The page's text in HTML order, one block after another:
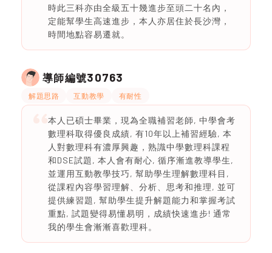
時此三科亦由全級五十幾進步至頭二十名內，
定能幫學生高速進步，本人亦居住於長沙灣，
時間地點容易遷就。
導師編號30763
解題思路 互動教學 有耐性
本人已碩士畢業，現為全職補習老師, 中學會考
數理科取得優良成績, 有10年以上補習經驗, 本
人對數理科有濃厚興趣，熟識中學數理科課程
和DSE試題, 本人會有耐心, 循序漸進教導學生,
並運用互動教學技巧, 幫助學生理解數理科目,
從課程內容學習理解、分析、思考和推理, 並可
提供練習題, 幫助學生提升解題能力和掌握考試
重點, 試題變得易懂易明，成績快速進步! 通常
我的學生會漸漸喜歡理科。